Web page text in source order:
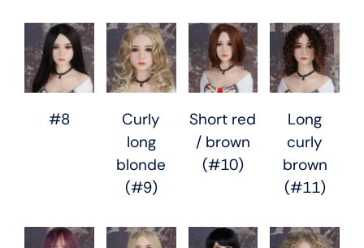
#8
Curly
long
blonde
(#9)
Short red
/ brown
(#10)
Long
curly
brown
(#11)